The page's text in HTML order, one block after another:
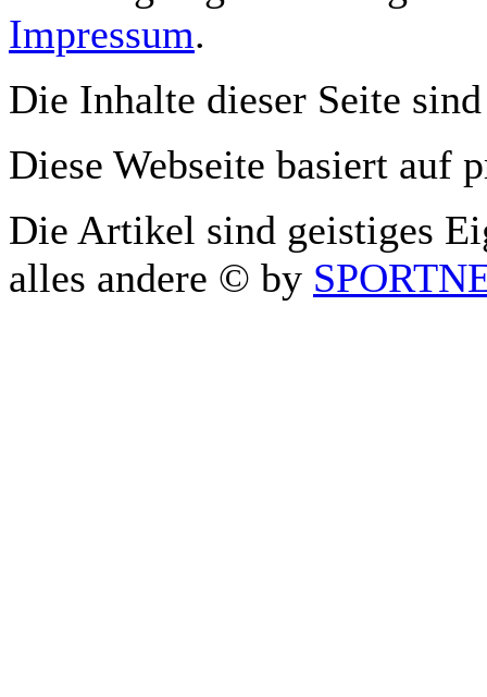
Impressum.
Die Inhalte dieser Seite
Diese Webseite basiert auf
Die Artikel sind geistiges
alles andere © by